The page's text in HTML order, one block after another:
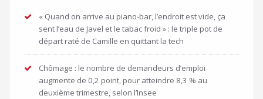
« Quand on arrive au piano-bar, l’endroit est vide, ça
sent l’eau de Javel et le tabac froid » : le triple pot de
départ raté de Camille en quittant la tech
Chômage : le nombre de demandeurs d’emploi
augmente de 0,2 point, pour atteindre 8,3 % au
deuxième trimestre, selon l’Insee